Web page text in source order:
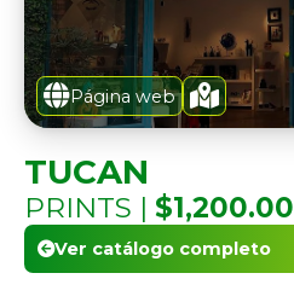
Página web
TUCAN
PRINTS | $1,200.00
Ver catálogo completo